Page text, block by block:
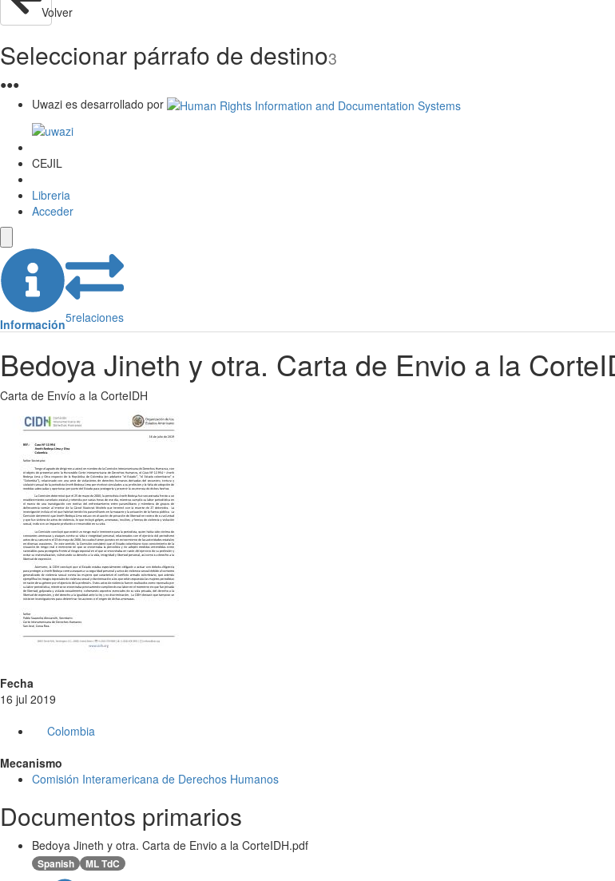
Volver
Seleccionar párrafo de destino3
●●●
Uwazi es desarrollado por
CEJIL
Libreria
Acceder
Información5relaciones
Bedoya Jineth y otra. Carta de Envio a la
Carta de Envío a la CorteIDH
Fecha
16 jul 2019
Colombia
Mecanismo
Comisión Interamericana de Derechos Humanos
Documentos primarios
Bedoya Jineth y otra. Carta de Envio a la CorteIDH.pdf
Spanish ML TdC